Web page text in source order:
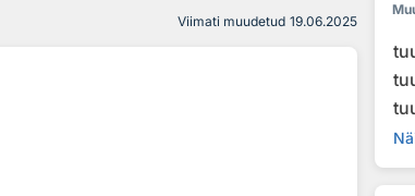
Viimati muudetud 19.06.2025